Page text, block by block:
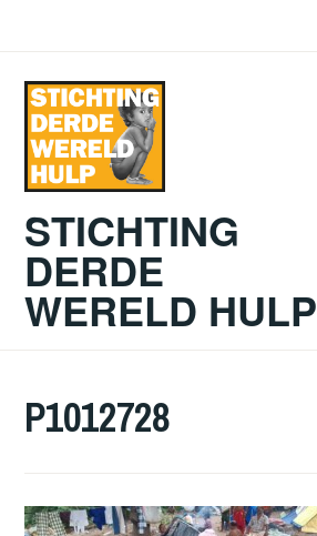
inhoud
STICHTING
DERDE
WERELD HULP
P1012728